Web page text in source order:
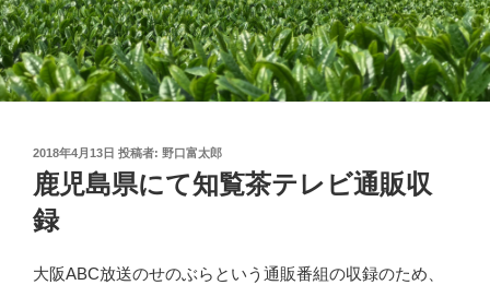
投
稿
日:
2018年4月13日 投稿者: 野口富太郎
鹿児島県にて知覧茶テレビ通販収
録
大阪ABC放送のせのぶらという通販番組の収録のため、